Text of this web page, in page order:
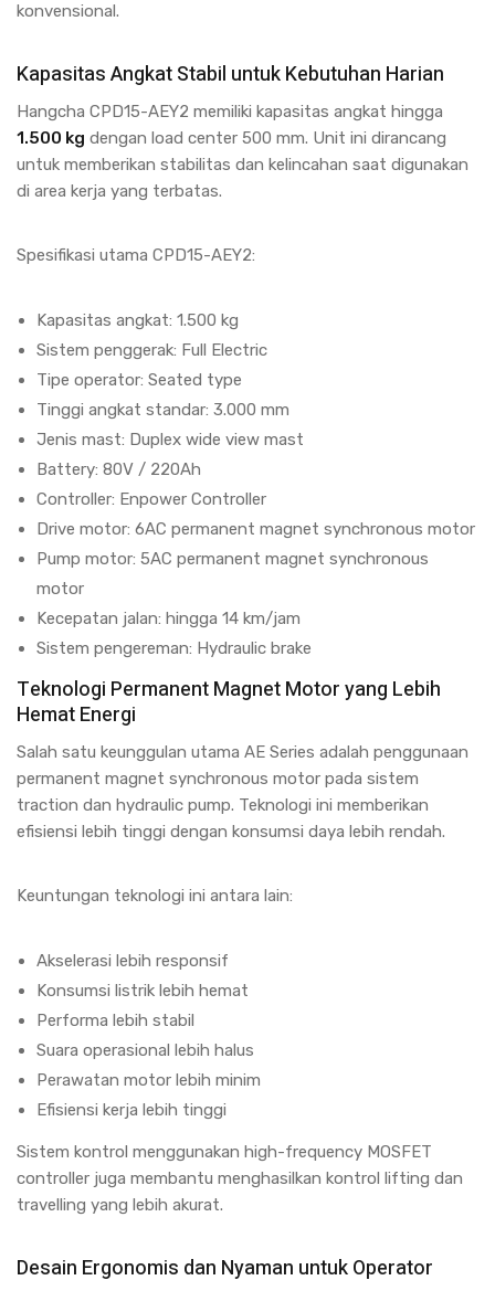
konvensional.
Kapasitas Angkat Stabil untuk Kebutuhan Harian
Hangcha CPD15-AEY2 memiliki kapasitas angkat hingga
1.500 kg dengan load center 500 mm. Unit ini dirancang
untuk memberikan stabilitas dan kelincahan saat digunakan
di area kerja yang terbatas.
Spesifikasi utama CPD15-AEY2:
Kapasitas angkat: 1.500 kg
Sistem penggerak: Full Electric
Tipe operator: Seated type
Tinggi angkat standar: 3.000 mm
Jenis mast: Duplex wide view mast
Battery: 80V / 220Ah
Controller: Enpower Controller
Drive motor: 6AC permanent magnet synchronous motor
Pump motor: 5AC permanent magnet synchronous
motor
Kecepatan jalan: hingga 14 km/jam
Sistem pengereman: Hydraulic brake
Teknologi Permanent Magnet Motor yang Lebih
Hemat Energi
Salah satu keunggulan utama AE Series adalah penggunaan
permanent magnet synchronous motor pada sistem
traction dan hydraulic pump. Teknologi ini memberikan
efisiensi lebih tinggi dengan konsumsi daya lebih rendah.
Keuntungan teknologi ini antara lain:
Akselerasi lebih responsif
Konsumsi listrik lebih hemat
Performa lebih stabil
Suara operasional lebih halus
Perawatan motor lebih minim
Efisiensi kerja lebih tinggi
Sistem kontrol menggunakan high-frequency MOSFET
controller juga membantu menghasilkan kontrol lifting dan
travelling yang lebih akurat.
Desain Ergonomis dan Nyaman untuk Operator